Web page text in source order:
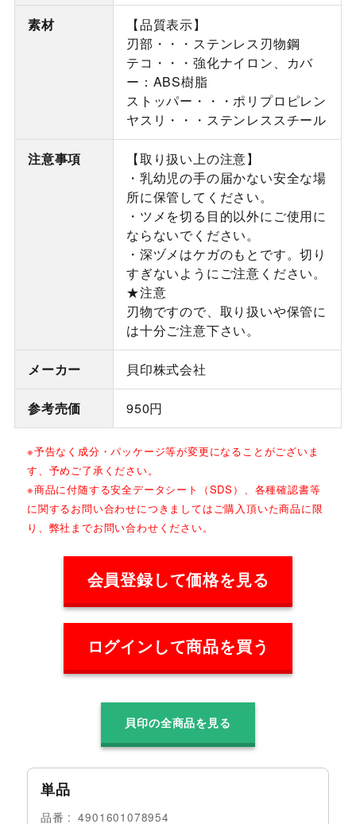
素材
【品質表示】
刃部・・・ステンレス刃物鋼
テコ・・・強化ナイロン、カバ
ー：ABS樹脂
ストッパー・・・ポリプロピレン
ヤスリ・・・ステンレススチール
注意事項
【取り扱い上の注意】
・乳幼児の手の届かない安全な場
所に保管してください。
・ツメを切る目的以外にご使用に
ならないでください。
・深ヅメはケガのもとです。切り
すぎないようにご注意ください。
★注意
刃物ですので、取り扱いや保管に
は十分ご注意下さい。
メーカー 貝印株式会社
参考売価 950円
※予告なく成分・パッケージ等が変更になることがございま
す、予めご了承ください。
※商品に付随する安全データシート（SDS）、各種確認書等
に関するお問い合わせにつきましてはご購入頂いた商品に限
り、弊社までお問い合わせください。
会員登録して価格を見る
ログインして商品を買う
貝印の全商品を見る
単品
品番 4901601078954